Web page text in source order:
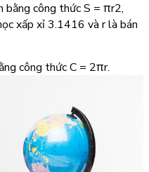
bằng công thức S = πr2,
xấp xỉ 3.1416 và r là bán
công thức C = 2πr.